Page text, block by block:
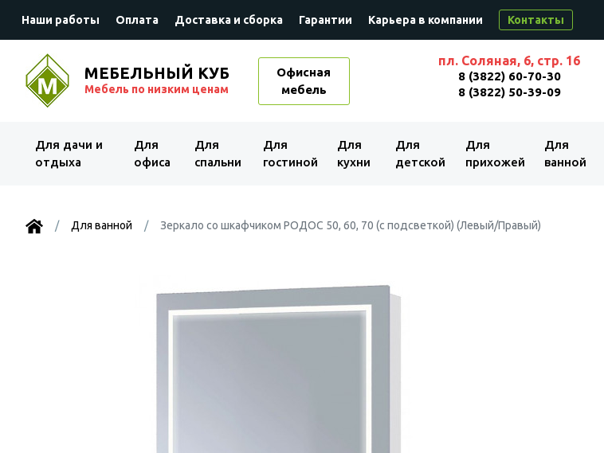
Наши работы Оплата Доставка и сборка Гарантии Карьера в компании Контакты
МЕБЕЛЬНЫЙ КУБ
Мебель по низким ценам
Офисная
мебель
пл. Соляная, 6, стр. 16
8 (3822) 60-70-30
8 (3822) 50-39-09
Для дачи и
отдыха
Для
офиса
Для
спальни
Для
гостиной
Для
кухни
Для
детской
Для
прихожей
Для
ванной
Для ванной Зеркало со шкафчиком РОДОС 50, 60, 70 (с подсветкой) (Левый/Правый)